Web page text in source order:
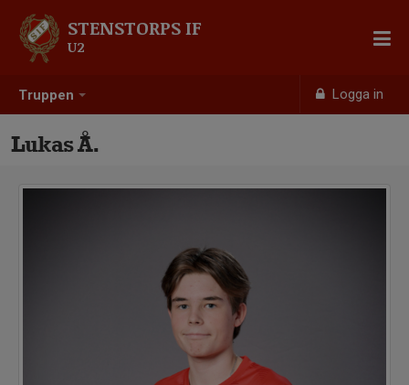
Truppen Logga in
STENSTORPS IF
U2
Lukas Å.